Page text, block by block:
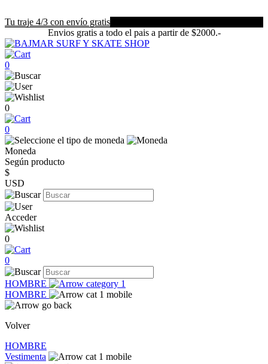
Tu traje 4/3 con envío gratis
Envios gratis a todo el pais a partir de $2000.-
0
0
0
Moneda
Según producto
$
USD
Acceder
0
0
HOMBRE
HOMBRE
Volver
HOMBRE
Vestimenta